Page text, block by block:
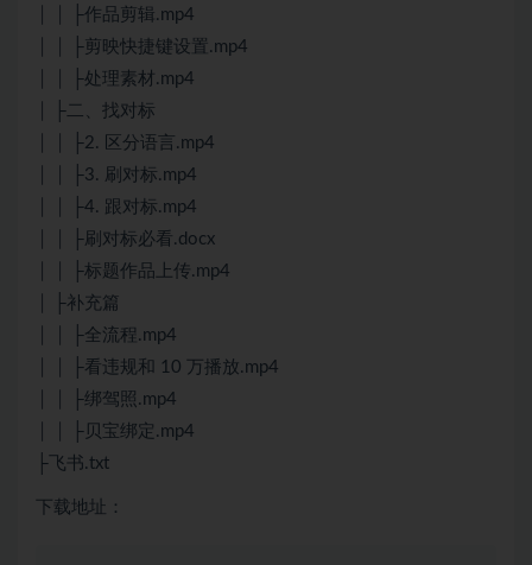
│ │ ├作品剪辑.mp4
│ │ ├剪映快捷键设置.mp4
│ │ ├处理素材.mp4
│ ├二、找对标
│ │ ├2. 区分语言.mp4
│ │ ├3. 刷对标.mp4
│ │ ├4. 跟对标.mp4
│ │ ├刷对标必看.docx
│ │ ├标题作品上传.mp4
│ ├补充篇
│ │ ├全流程.mp4
│ │ ├看违规和 10 万播放.mp4
│ │ ├绑驾照.mp4
│ │ ├贝宝绑定.mp4
├飞书.txt
下载地址：